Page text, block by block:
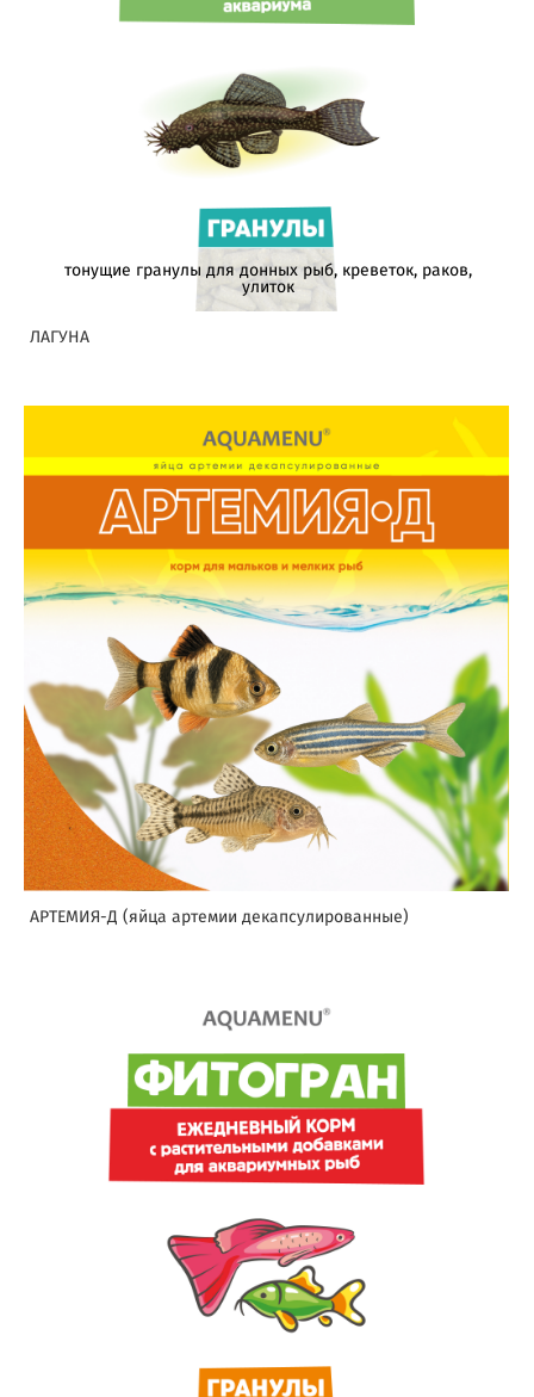
тонущие гранулы для донных рыб, креветок, раков,
улиток
ЛАГУНА
АРТЕМИЯ-Д (яйца артемии декапсулированные)